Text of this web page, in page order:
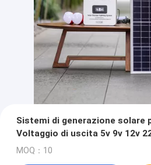
Sistemi di generazione solare
Voltaggio di uscita 5v 9v 12v
MOQ：10